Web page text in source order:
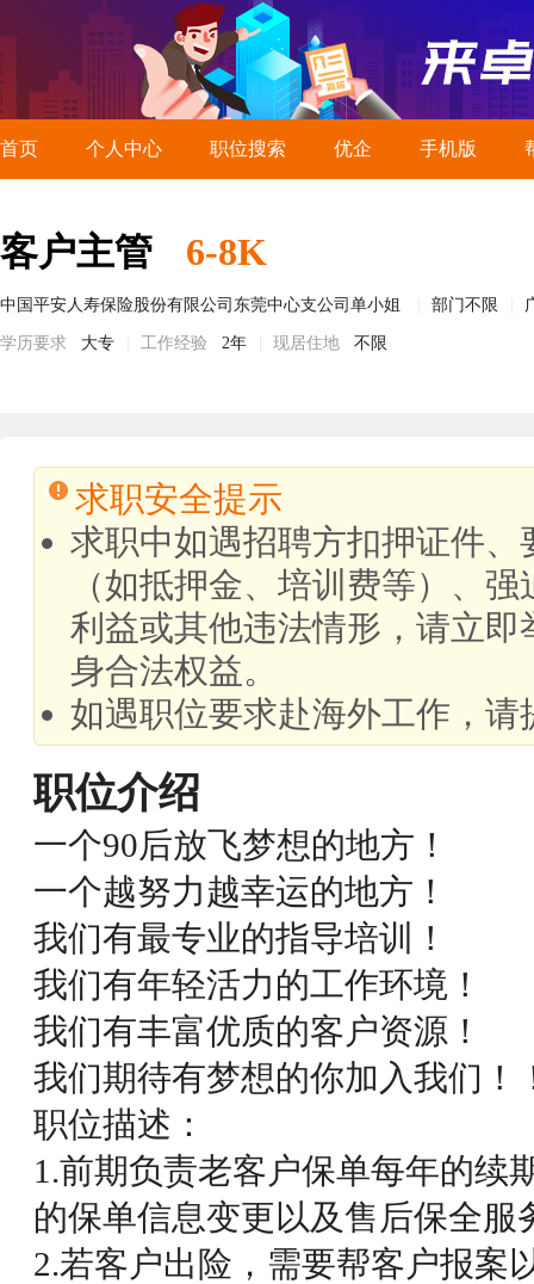
首页 个人中心 职位搜索 优企 手机版
客户主管 6-8K
中国平安人寿保险股份有限公司东莞中心支公司单小姐 部门不限
学历要求 大专 工作经验 2年 现居住地 不限
求职安全提示
求职中如遇招聘方扣押证件
（如抵押金、培训费等）、
利益或其他违法情形，请立
身合法权益。
如遇职位要求赴海外工作，
职位介绍
一个90后放飞梦想的地方！
一个越努力越幸运的地方！
我们有最专业的指导培训！
我们有年轻活力的工作环境！
我们有丰富优质的客户资源！
我们期待有梦想的你加入我们！
职位描述：
1.前期负责老客户保单每年的续
的保单信息变更以及售后保全服
2.若客户出险，需要帮客户报案